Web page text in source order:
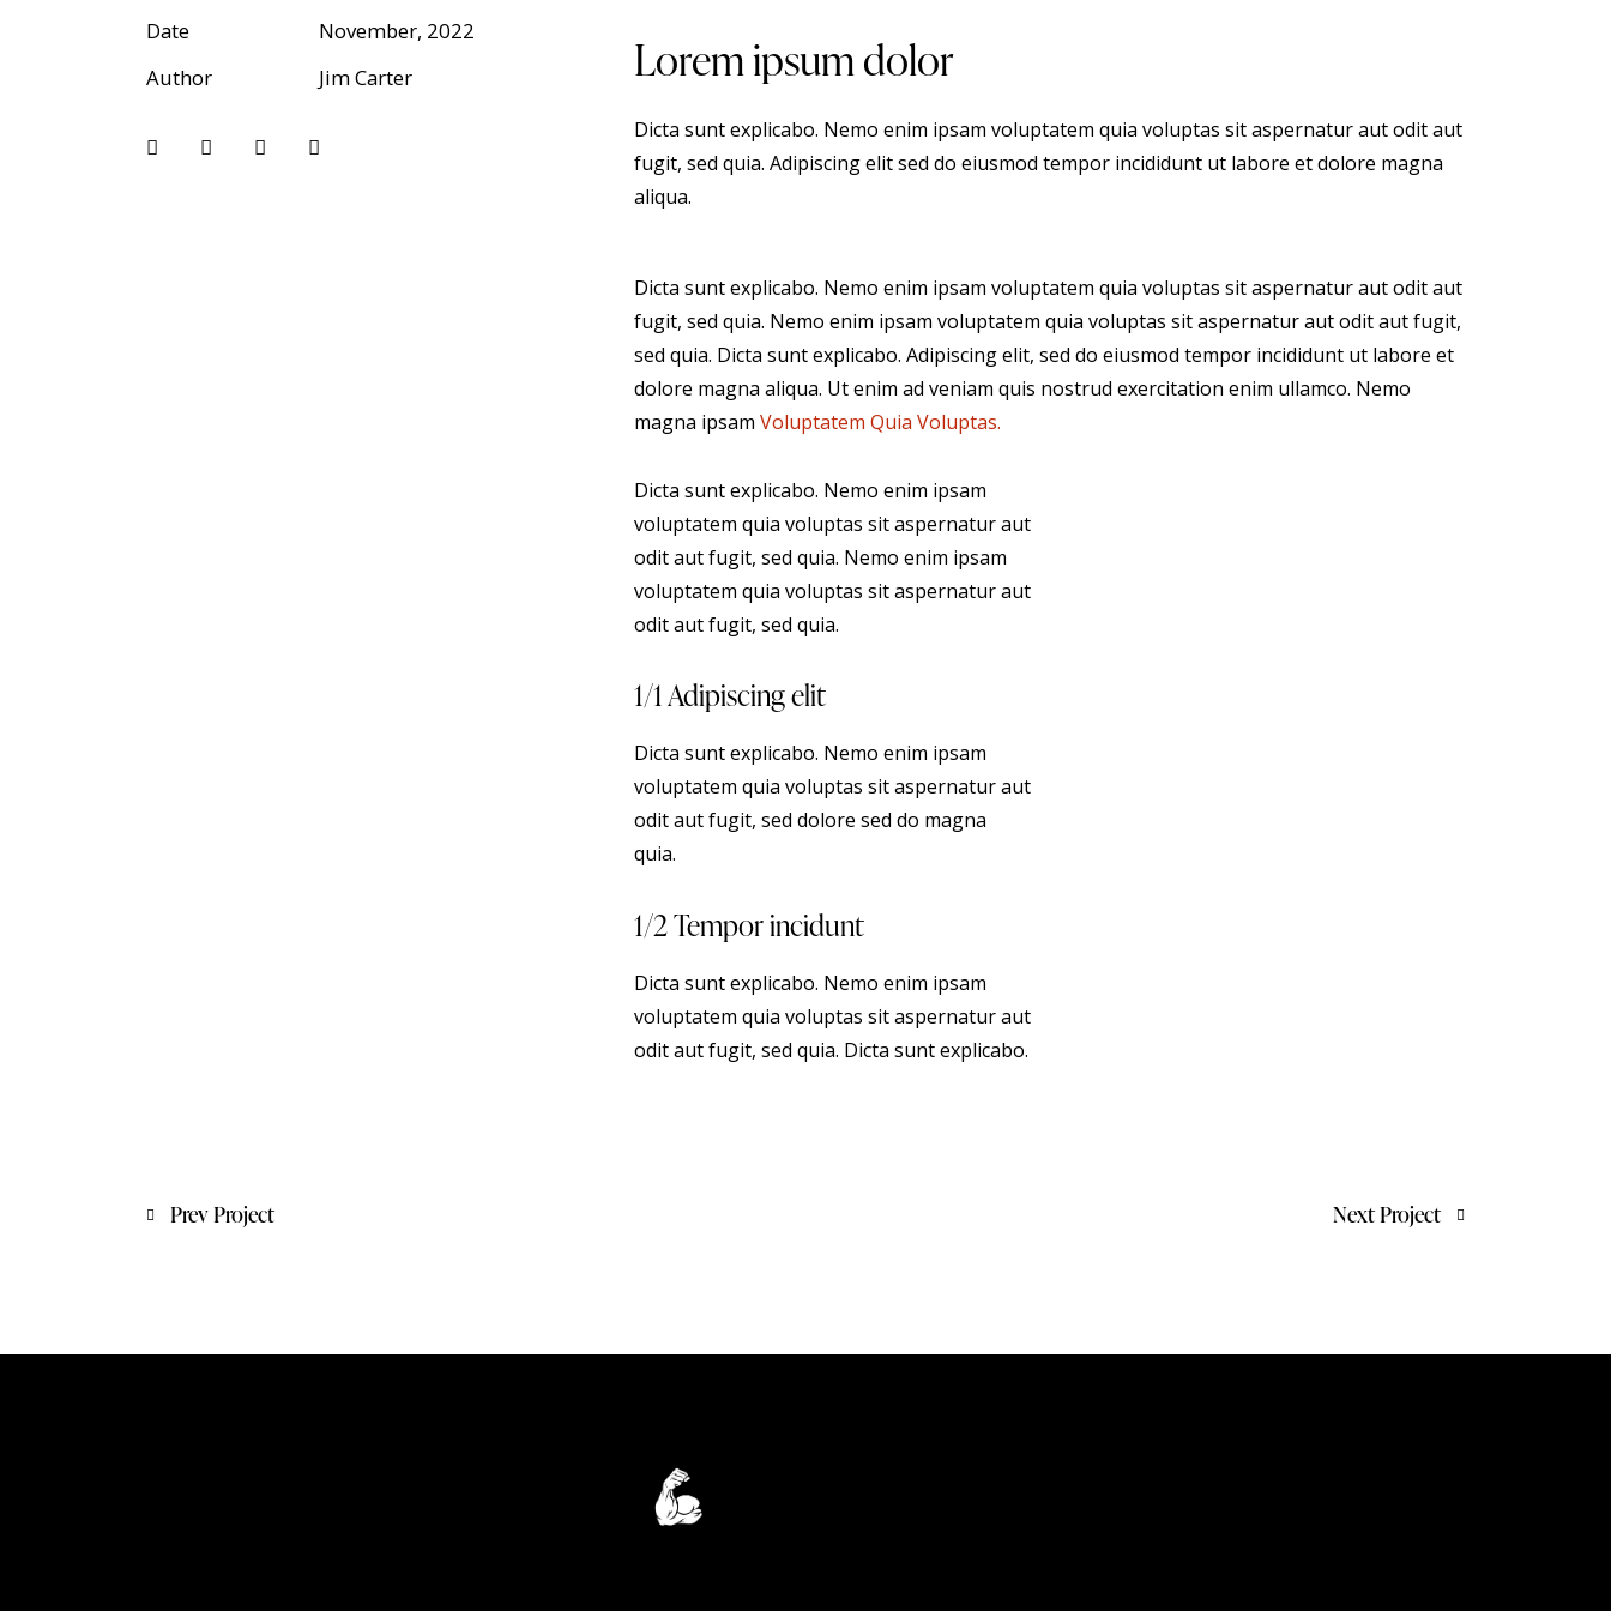
Date
November, 2022
Author
Jim Carter Lorem ipsum dolor
Dicta sunt explicabo. Nemo enim ipsam voluptatem quia voluptas sit aspernatur aut odit aut
fugit, sed quia. Adipiscing elit sed do eiusmod tempor incididunt ut labore et dolore magna
aliqua.
Dicta sunt explicabo. Nemo enim ipsam voluptatem quia voluptas sit aspernatur aut odit aut
fugit, sed quia. Nemo enim ipsam voluptatem quia voluptas sit aspernatur aut odit aut fugit,
sed quia. Dicta sunt explicabo. Adipiscing elit, sed do eiusmod tempor incididunt ut labore et
dolore magna aliqua. Ut enim ad veniam quis nostrud exercitation enim ullamco. Nemo
magna ipsam Voluptatem Quia Voluptas.
Dicta sunt explicabo. Nemo enim ipsam
voluptatem quia voluptas sit aspernatur aut
odit aut fugit, sed quia. Nemo enim ipsam
voluptatem quia voluptas sit aspernatur aut
odit aut fugit, sed quia.
1/1 Adipiscing elit
Dicta sunt explicabo. Nemo enim ipsam
voluptatem quia voluptas sit aspernatur aut
odit aut fugit, sed dolore sed do magna
quia.
1/2 Tempor incidunt
Dicta sunt explicabo. Nemo enim ipsam
voluptatem quia voluptas sit aspernatur aut
odit aut fugit, sed quia. Dicta sunt explicabo.
Prev Project Next Project